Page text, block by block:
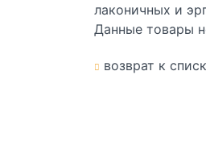
лаконичных и
Данные товары
возврат к